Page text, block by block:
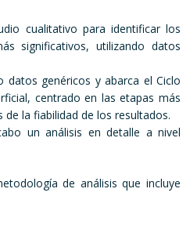
cualitativo para identificar los
significativos, utilizando datos
datos genéricos y abarca el Ciclo
centrado en las etapas más
la fiabilidad de los resultados.
un análisis en detalle a nivel
de análisis que incluye